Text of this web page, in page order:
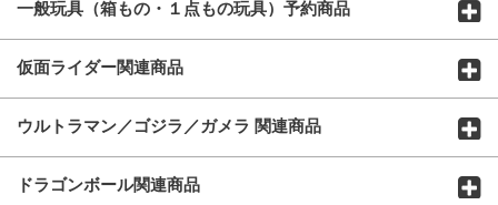
一般玩具（箱もの・１点もの玩具）予約商品
仮面ライダー関連商品
ウルトラマン／ゴジラ／ガメラ 関連商品
ドラゴンボール関連商品